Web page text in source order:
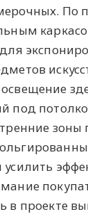
По
под
в проекте